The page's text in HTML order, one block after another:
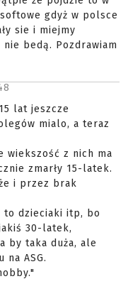
gdyż w polsce
sie i miejmy
bedą. Pozdrawiam
lat jeszcze
mialo, a teraz
wiekszość z nich ma
zmarły 15-latek.
i przez brak
to dzieciaki itp, bo
30-latek,
by taka duża, ale
na ASG.